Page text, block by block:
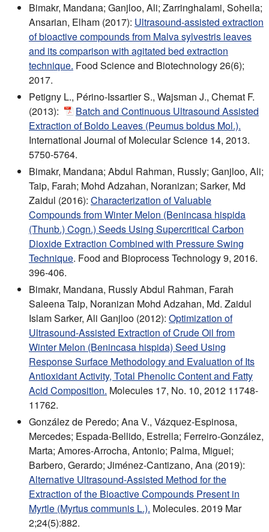
Bimakr, Mandana; Ganjloo, Ali; Zarringhalami, Soheila;
Ansarian, Elham (2017): Ultrasound-assisted extraction
of bioactive compounds from Malva sylvestris leaves
and its comparison with agitated bed extraction
technique. Food Science and Biotechnology 26(6);
2017.
Petigny L., Périno-Issartier S., Wajsman J., Chemat F.
(2013):
Batch and Continuous Ultrasound Assisted
Extraction of Boldo Leaves (Peumus boldus Mol.).
International Journal of Molecular Science 14, 2013.
5750-5764.
Bimakr, Mandana; Abdul Rahman, Russly; Ganjloo, Ali;
Taip, Farah; Mohd Adzahan, Noranizan; Sarker, Md
Zaidul (2016): Characterization of Valuable
Compounds from Winter Melon (Benincasa hispida
(Thunb.) Cogn.) Seeds Using Supercritical Carbon
Dioxide Extraction Combined with Pressure Swing
Technique. Food and Bioprocess Technology 9, 2016.
396-406.
Bimakr, Mandana, Russly Abdul Rahman, Farah
Saleena Taip, Noranizan Mohd Adzahan, Md. Zaidul
Islam Sarker, Ali Ganjloo (2012): Optimization of
Ultrasound-Assisted Extraction of Crude Oil from
Winter Melon (Benincasa hispida) Seed Using
Response Surface Methodology and Evaluation of Its
Antioxidant Activity, Total Phenolic Content and Fatty
Acid Composition. Molecules 17, No. 10, 2012 11748-
11762.
González de Peredo; Ana V., Vázquez-Espinosa,
Mercedes; Espada-Bellido, Estrella; Ferreiro-González,
Marta; Amores-Arrocha, Antonio; Palma, Miguel;
Barbero, Gerardo; Jiménez-Cantizano, Ana (2019):
Alternative Ultrasound-Assisted Method for the
Extraction of the Bioactive Compounds Present in
Myrtle (Myrtus communis L.). Molecules. 2019 Mar
2;24(5):882.